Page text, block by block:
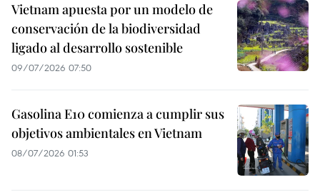
Vietnam apuesta por un modelo de
conservación de la biodiversidad
ligado al desarrollo sostenible
09/07/2026 07:50
Gasolina E10 comienza a cumplir sus
objetivos ambientales en Vietnam
08/07/2026 01:53